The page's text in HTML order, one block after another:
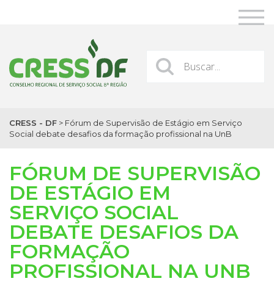
CRESS - DF > Fórum de Supervisão de Estágio em Serviço
Social debate desafios da formação profissional na UnB
FÓRUM DE SUPERVISÃO
DE ESTÁGIO EM
SERVIÇO SOCIAL
DEBATE DESAFIOS DA
FORMAÇÃO
PROFISSIONAL NA UNB